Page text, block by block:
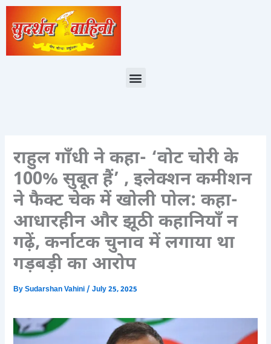
Skip
content
Menu
राहुल गाँधी ने कहा- ‘वोट चोरी के
100% सुबूत हैं’ , इलेक्शन कमीशन
ने फैक्ट चेक में खोली पोल: कहा-
आधारहीन और झूठी कहानियाँ न
गढ़ें, कर्नाटक चुनाव में लगाया था
गड़बड़ी का आरोप
BySudarshan Vahini/July 25, 2025